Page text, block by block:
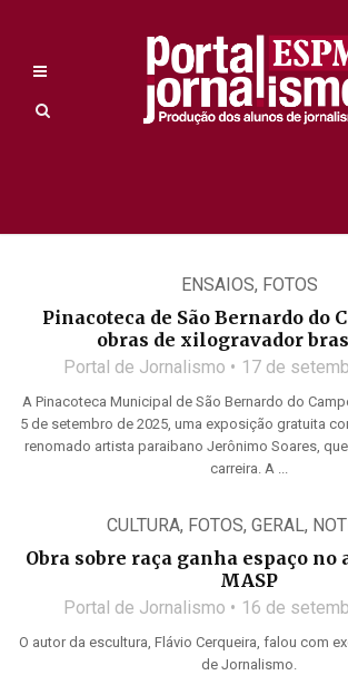
ENSAIOS, FOTOS
Pinacoteca de São Bernardo do
obras de xilogravador
Portal de Jornalismo 17 de
A Pinacoteca Municipal de São Bernardo do
5 de setembro de 2025, uma exposição gratuita
renomado artista paraibano Jerônimo Soares,
carreira. A ...
CULTURA, FOTOS, GERAL,
Obra sobre raça ganha espaço no
MASP
Portal de Jornalismo 16 de
O autor da escultura, Flávio Cerqueira, falou com
de Jornalismo.